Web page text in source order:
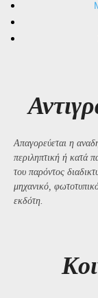
Απαγορεύεται η
περιληπτική ή κατά
του παρόντος
μηχανικό,
εκδότη.